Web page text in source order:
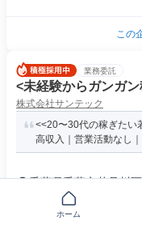
この
業務委託
<未経験からガンガ
株式会社サンテック
<<20〜30代の稼ぎたい
高収入｜営業活動なし
千葉県千葉市花見川区
年俸480万円～1000万
求める人材: ✅️応募
ホーム